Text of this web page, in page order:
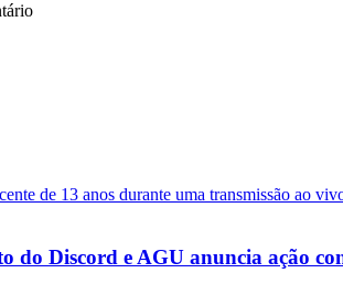
do Discord e AGU anuncia ação